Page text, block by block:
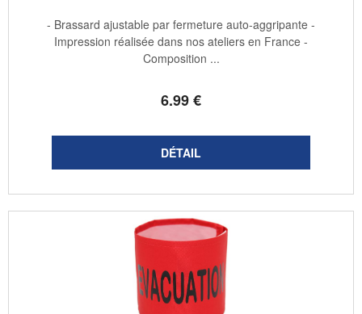
6.99€
- Brassard ajustable par fermeture auto-aggripante -
Impression réalisée dans nos ateliers en France -
Composition ...